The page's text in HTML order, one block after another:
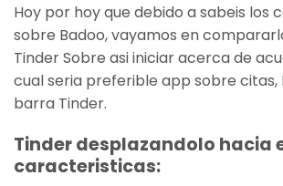
Hoy por hoy que debido a sabeis los
sobre Badoo, vayamos en
Tinder Sobre asi iniciar acerca de
cual seria preferible app sobre citas,
barra Tinder.
Tinder desplazandolo hacia
caracteristicas: